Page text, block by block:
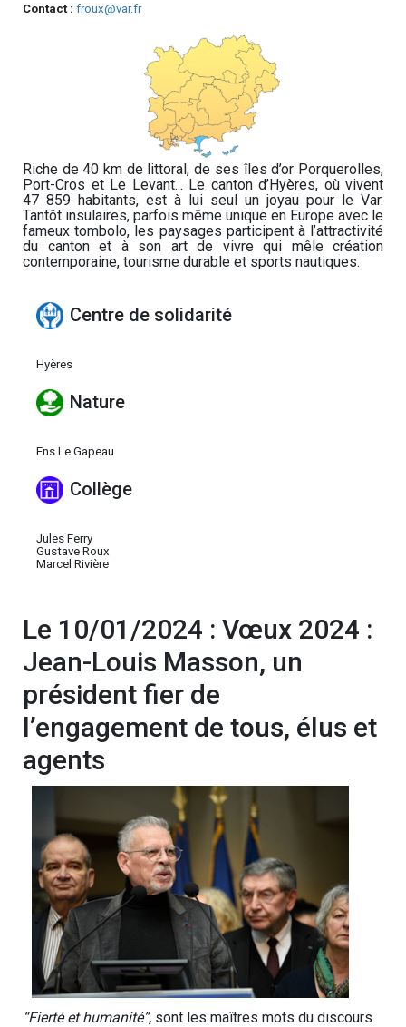
Contact : froux@var.fr
Riche de 40 km de littoral, de ses îles d’or Porquerolles,
Port-Cros et Le Levant... Le canton d’Hyères, où vivent
47 859 habitants, est à lui seul un joyau pour le Var.
Tantôt insulaires, parfois même unique en Europe avec le
fameux tombolo, les paysages participent à l’attractivité
du canton et à son art de vivre qui mêle création
contemporaine, tourisme durable et sports nautiques.
Centre de solidarité
Hyères
Nature
Ens Le Gapeau
Collège
Jules Ferry
Gustave Roux
Marcel Rivière
Le 10/01/2024 : Vœux 2024 :
Jean-Louis Masson, un
président fier de
l’engagement de tous, élus et
agents
“Fierté et humanité”, sont les maîtres mots du discours